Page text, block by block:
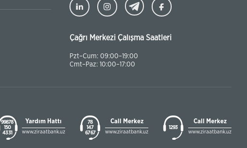
Çağrı Merkezi Çalışma Saatleri
Pzt–Cum: 09:00–19:00
Cmt–Paz: 10:00–17:00
99878
150
43 31
Yardım Hattı
www.ziraatbank.uz
78
147
67 67
Call Merkez
www.ziraatbank.uz
1293
Call Merkez
www.ziraatbank.uz